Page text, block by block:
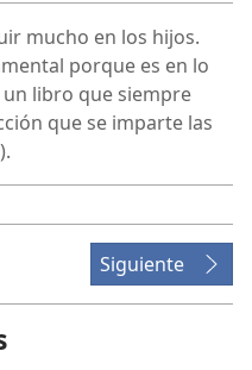
mucho en los hijos.
porque es en lo
un libro que siempre
que se imparte las
Siguiente